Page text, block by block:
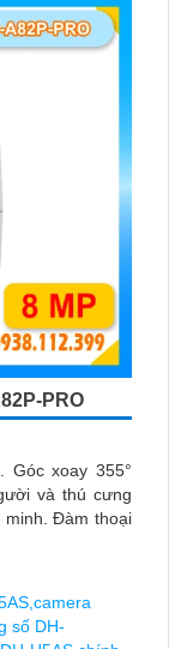
PRO
Góc xoay 355°
và thú cưng
minh. Đàm thoại